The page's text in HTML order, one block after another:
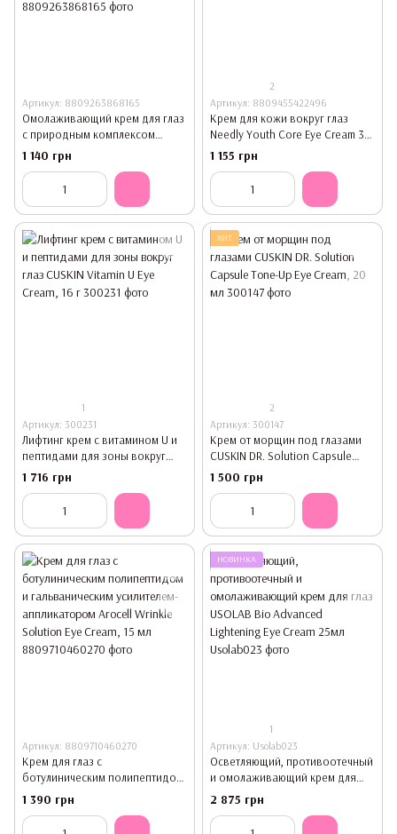
Артикул: 8809263868165
Омолаживающий крем для глаз
с природным комплексом
против морщин TERRAZEN AGE
CONTROL VITAL ENERGY
EYECREAM 17 мл
1 140 грн
2
Артикул: 8809455422496
Крем для кожи вокруг глаз
Needly Youth Core Eye Cream 30
г1 155 грн
1
Артикул: 300231
Лифтинг крем с витамином U и
пептидами для зоны вокруг
глаз CUSKIN Vitamin U Eye Cream,
1 716 грн
ХИТ
2
Артикул: 300147
Крем от морщин под глазами
CUSKIN DR. Solution Capsule
Tone-Up Eye Cream, 20 мл
1 500 грн
Артикул: 8809710460270
Крем для глаз с
ботулиническим полипептидом
и гальваническим усилителем-
аппликатором Arocell Wrinkle
Solution Eye Cream, 15 мл
1 390 грн
НОВИНКА
1
Артикул: Usolab023
Осветляющий, противоотечный
и омолаживающий крем для
глаз USOLAB Bio Advanced
Lightening Eye Cream 25мл
2 875 грн